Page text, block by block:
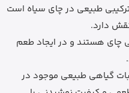
طبیعی در چای سیاه است
دارد.
چای هستند و در ایجاد طعم
گیاهی طبیعی موجود در